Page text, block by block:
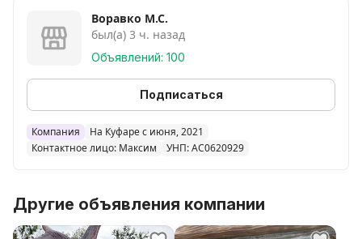
Воравко М.С.
был(а) 3 ч. назад
Объявлений: 100
Подписаться
Компания
На Куфаре с июня, 2021
Контактное лицо: Максим
УНП: AC0620929
Другие объявления компании